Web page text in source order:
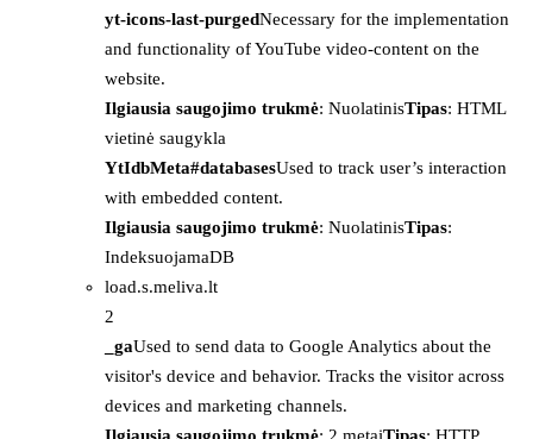
yt-icons-last-purgedNecessary for the implementation
and functionality of YouTube video-content on the
website.
Ilgiausia saugojimo trukmė: NuolatinisTipas: HTML
vietinė saugykla
YtIdbMeta#databasesUsed to track user’s interaction
with embedded content.
Ilgiausia saugojimo trukmė: NuolatinisTipas:
IndeksuojamaDB
load.s.meliva.lt
2
_gaUsed to send data to Google Analytics about the
visitor's device and behavior. Tracks the visitor across
devices and marketing channels.
Ilgiausia saugojimo trukmė: 2 metaiTipas: HTTP